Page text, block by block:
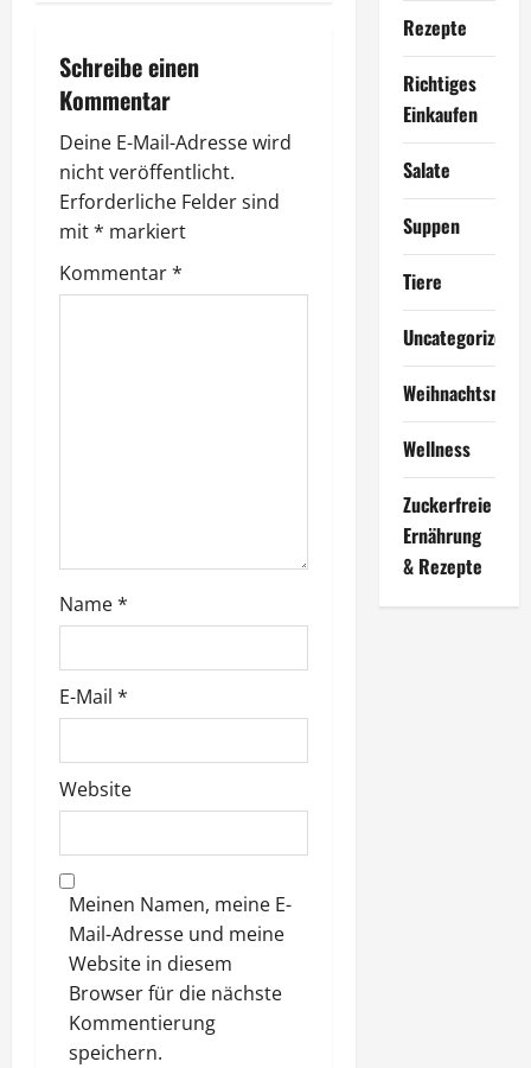
a
g
s
n
a
v
i
o
n
Schreibe einen
Kommentar
Deine E-Mail-Adresse wird
nicht veröffentlicht.
Erforderliche Felder sind
mit* markiert
Kommentar*
Name*
E-Mail *
Website
Meinen Namen, meine E-
Mail-Adresse und meine
Website in diesem
Browser für die nächste
Kommentierung
speichern.
Rezepte
Richtiges
Einkaufen
Salate
Suppen
Tiere
Uncategorized
Wellness
Zuckerfreie
Ernährung
& Rezepte